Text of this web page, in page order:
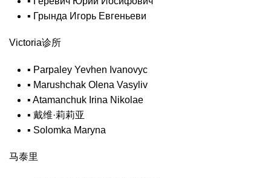
▪ Грында Игорь Евгеньеви
Victoria诊所
▪ Parpaley Yevhen Ivanovyc
▪ Marushchak Olena Vasyliv
▪ Atamanchuk Irina Nikolae
▪ 戴维·莉莉亚
▪ Solomka Maryna
马泰里